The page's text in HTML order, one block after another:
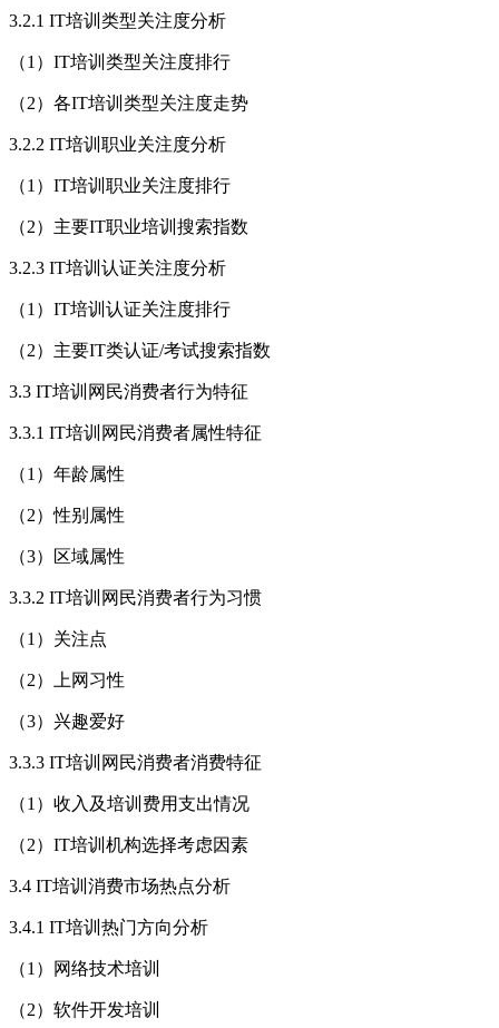
3.2.1 IT培训类型关注度分析
（1）IT培训类型关注度排行
（2）各IT培训类型关注度走势
3.2.2 IT培训职业关注度分析
（1）IT培训职业关注度排行
（2）主要IT职业培训搜索指数
3.2.3 IT培训认证关注度分析
（1）IT培训认证关注度排行
（2）主要IT类认证/考试搜索指数
3.3 IT培训网民消费者行为特征
3.3.1 IT培训网民消费者属性特征
（1）年龄属性
（2）性别属性
（3）区域属性
3.3.2 IT培训网民消费者行为习惯
（1）关注点
（2）上网习性
（3）兴趣爱好
3.3.3 IT培训网民消费者消费特征
（1）收入及培训费用支出情况
（2）IT培训机构选择考虑因素
3.4 IT培训消费市场热点分析
3.4.1 IT培训热门方向分析
（1）网络技术培训
（2）软件开发培训